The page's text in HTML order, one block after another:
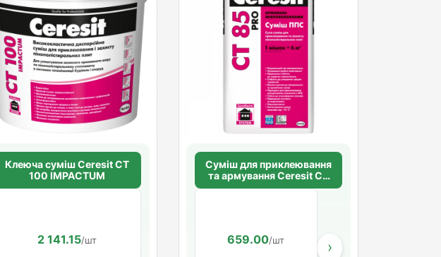
Клеюча суміш Ceresit CT
100 IMPACTUM
2 141.15/шт
Суміш для приклеювання
та армування Ceresit СТ
85 Pro
659.00/шт ›